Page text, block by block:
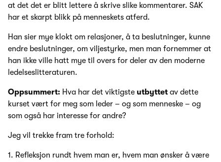
at det det er blitt lettere å skrive slike kommentarer. SAK
har et skarpt blikk på menneskets atferd.
Han sier mye klokt om relasjoner, å ta beslutninger, kunne
endre beslutninger, om viljestyrke, men man fornemmer at
han ikke ville hatt mye til overs for deler av den moderne
ledelseslitteraturen.
Oppsummert: Hva har det viktigste utbyttet av dette
kurset vært for meg som leder – og som menneske – og
som også har interesse for andre?
Jeg vil trekke fram tre forhold:
1. Refleksjon rundt hvem man er, hvem man ønsker å være